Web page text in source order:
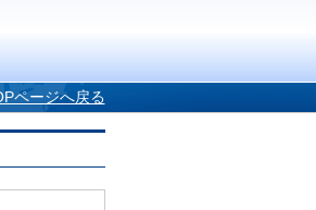
ページへ戻る